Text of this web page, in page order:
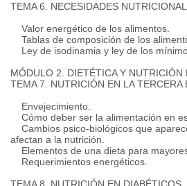
TEMA 6. NECESIDADES
Valor energético de los alimentos.
Tablas de composición de los
Ley de isodinamia y ley de los
MÓDULO 2. DIETÉTICA Y NUTRICIÓN
TEMA 7. NUTRICIÓN EN LA TERCERA
Envejecimiento.
Cómo deber ser la alimentación en
Cambios psico-biológicos que
afectan a la nutrición.
Elementos de una dieta para
Requerimientos energéticos.